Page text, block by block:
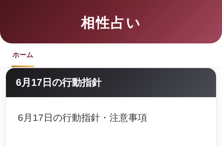
相性占い
ホーム
6月17日の行動指針
6月17日の行動指針・注意事項